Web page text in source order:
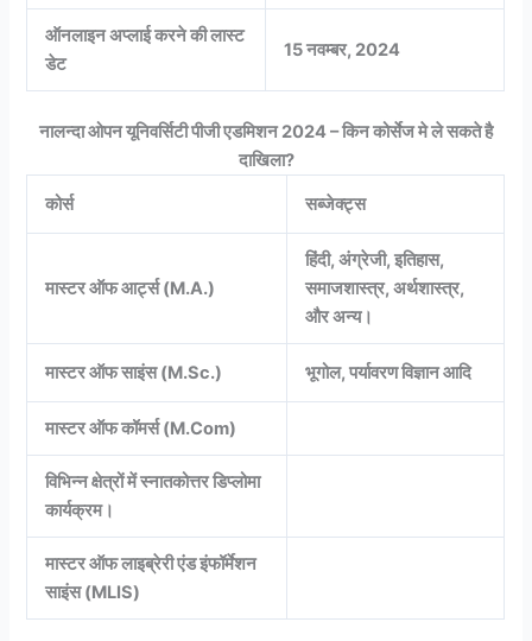
ऑनलाइन अप्लाई करने की लास्ट
डेट
15 नवम्बर, 2024
नालन्दा ओपन यूनिवर्सिटी पीजी एडमिशन 2024 – किन कोर्सेज मे ले सकते है
दाखिला?
कोर्स सब्जेक्ट्स
मास्टर ऑफ आर्ट्स (M.A.)
हिंदी, अंग्रेजी, इतिहास,
समाजशास्त्र, अर्थशास्त्र,
और अन्य।
मास्टर ऑफ साइंस (M.Sc.) भूगोल, पर्यावरण विज्ञान आदि
मास्टर ऑफ कॉमर्स (M.Com)
विभिन्न क्षेत्रों में स्नातकोत्तर डिप्लोमा
कार्यक्रम।
मास्टर ऑफ लाइब्रेरी एंड इंफॉर्मेशन
साइंस (MLIS)